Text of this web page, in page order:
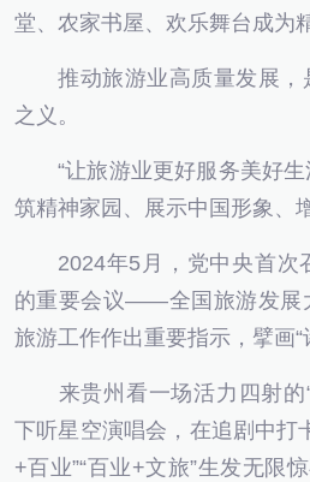
堂、农家书屋、欢乐舞台成为精
推动旅游业高质量发展，
之义。
“让旅游业更好服务美好生
筑精神家园、展示中国形象、
2024年5月，党中央首次
的重要会议——全国旅游发展
旅游工作作出重要指示，擘画“
来贵州看一场活力四射的“
下听星空演唱会，在追剧中
+百业”“百业+文旅”生发无限